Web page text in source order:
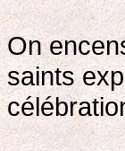
On
saints